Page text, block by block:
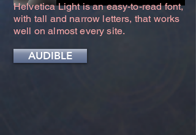
Helvetica Light is an easy-to-read font,
with tall and narrow letters, that works
well on almost every site.
AUDIBLE